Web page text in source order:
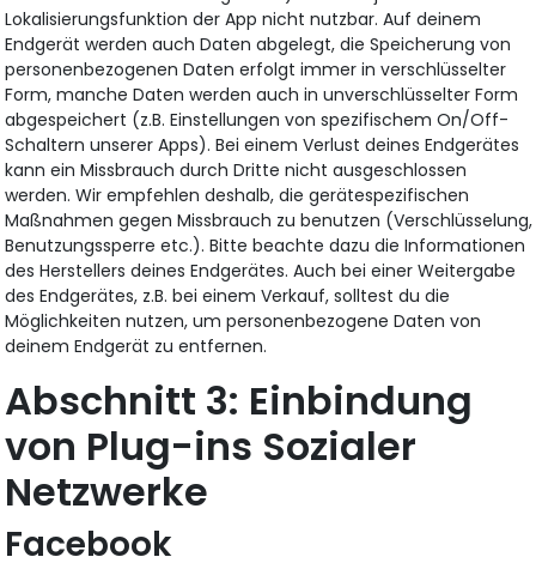
Lokalisierungsfunktion der App nicht nutzbar. Auf deinem
Endgerät werden auch Daten abgelegt, die Speicherung von
personenbezogenen Daten erfolgt immer in verschlüsselter
Form, manche Daten werden auch in unverschlüsselter Form
abgespeichert (z.B. Einstellungen von spezifischem On/Off-
Schaltern unserer Apps). Bei einem Verlust deines Endgerätes
kann ein Missbrauch durch Dritte nicht ausgeschlossen
werden. Wir empfehlen deshalb, die gerätespezifischen
Maßnahmen gegen Missbrauch zu benutzen (Verschlüsselung,
Benutzungssperre etc.). Bitte beachte dazu die Informationen
des Herstellers deines Endgerätes. Auch bei einer Weitergabe
des Endgerätes, z.B. bei einem Verkauf, solltest du die
Möglichkeiten nutzen, um personenbezogene Daten von
deinem Endgerät zu entfernen.
Einbindung
von Plug-ins Sozialer
Netzwerke
Facebook